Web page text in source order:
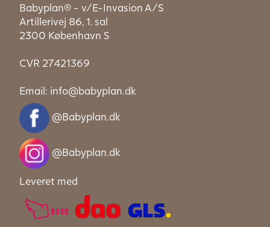
Babyplan® - v/E-Invasion A/S
Artillerivej 86, 1. sal
2300 København S
CVR 27421369
Email: info@babyplan.dk
@Babyplan.dk
@Babyplan.dk
Leveret med